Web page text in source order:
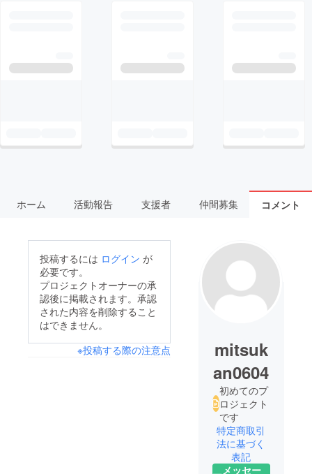
ホーム 活動報告 支援者 仲間募集 コメント
投稿するには ログイン が
必要です。
プロジェクトオーナーの承
認後に掲載されます。承認
された内容を削除すること
はできません。
※投稿する際の注意点
mitsuk
an0604
初めてのプ
ロジェクト
です
特定商取引
法に基づく
表記
メッセー